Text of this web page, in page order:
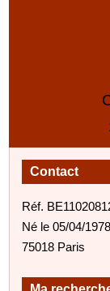
Contact
Réf.
Né le 05/04/1978
75018 Paris